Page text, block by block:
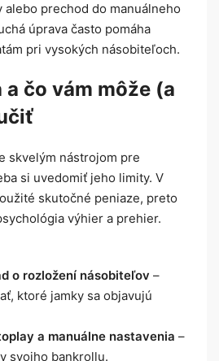
alebo prechod do manuálneho
úprava často pomáha
pri vysokých násobiteľoch.
a čo vám môže (a
skvelým nástrojom pre
si uvedomiť jeho limity. V
skutočné peniaze, preto
výhier a prehier.
o rozložení násobiteľov –
ktoré jamky sa objavujú
a manuálne nastavenia –
svojho bankrollu.